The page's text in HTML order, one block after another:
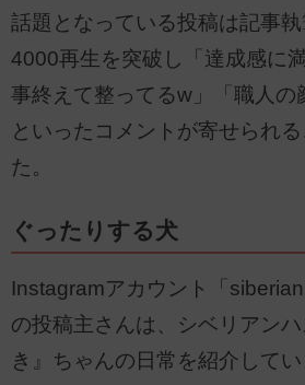
話題となっている投稿は記事
4000再生を突破し「達成感に
事終えて整ってるw」「職人の
といったコメントが寄せられ
た。
ぐったりする犬
Instagramアカウント「
の投稿主さんは、シベリアン
き』ちゃんの日常を紹介してい